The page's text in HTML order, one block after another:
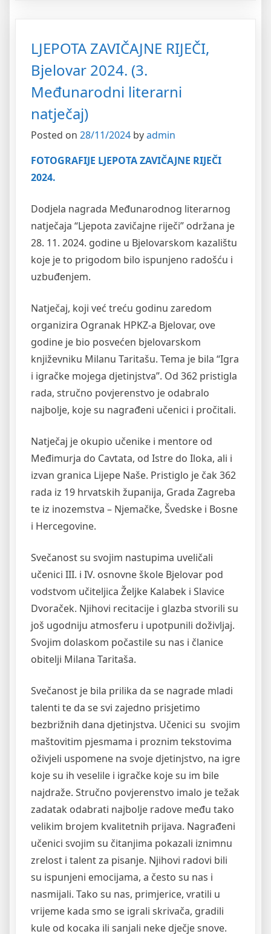
LJEPOTA ZAVIČAJNE RIJEČI,
Bjelovar 2024. (3.
Međunarodni literarni
natječaj)
Posted on 28/11/2024 byadmin
FOTOGRAFIJE LJEPOTA ZAVIČAJNE RIJEČI
2024.
Dodjela nagrada Međunarodnog literarnog
natječaja “Ljepota zavičajne riječi” održana je
28. 11. 2024. godine u Bjelovarskom kazalištu
koje je to prigodom bilo ispunjeno radošću i
uzbuđenjem.
Natječaj, koji već treću godinu zaredom
organizira Ogranak HPKZ-a Bjelovar, ove
godine je bio posvećen bjelovarskom
književniku Milanu Taritašu. Tema je bila “Igra
i igračke mojega djetinjstva”. Od 362 pristigla
rada, stručno povjerenstvo je odabralo
najbolje, koje su nagrađeni učenici i pročitali.
Natječaj je okupio učenike i mentore od
Međimurja do Cavtata, od Istre do Iloka, ali i
izvan granica Lijepe Naše. Pristiglo je čak 362
rada iz 19 hrvatskih županija, Grada Zagreba
te iz inozemstva – Njemačke, Švedske i Bosne
i Hercegovine.
Svečanost su svojim nastupima uveličali
učenici III. i IV. osnovne škole Bjelovar pod
vodstvom učiteljica Željke Kalabek i Slavice
Dvoraček. Njihovi recitacije i glazba stvorili su
još ugodniju atmosferu i upotpunili doživljaj.
Svojim dolaskom počastile su nas i članice
obitelji Milana Taritaša.
Svečanost je bila prilika da se nagrade mladi
talenti te da se svi zajedno prisjetimo
bezbrižnih dana djetinjstva. Učenici su svojim
maštovitim pjesmama i proznim tekstovima
oživjeli uspomene na svoje djetinjstvo, na igre
koje su ih veselile i igračke koje su im bile
najdraže. Stručno povjerenstvo imalo je težak
zadatak odabrati najbolje radove među tako
velikim brojem kvalitetnih prijava. Nagrađeni
učenici svojim su čitanjima pokazali iznimnu
zrelost i talent za pisanje. Njihovi radovi bili
su ispunjeni emocijama, a često su nas i
nasmijali. Tako su nas, primjerice, vratili u
vrijeme kada smo se igrali skrivača, gradili
kule od kocaka ili sanjali neke dječje snove.